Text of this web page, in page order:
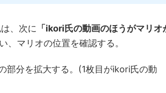
、次に 「ikori氏の動画のほうがマリオ
、マリオの位置を確認する。
部分を拡大する。(1枚目がikori氏の動